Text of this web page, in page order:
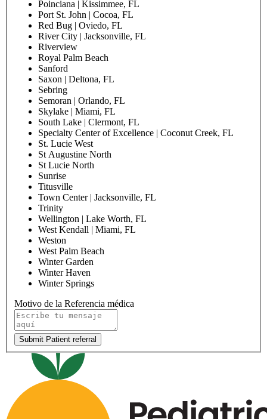
Poinciana | Kissimmee, FL
Port St. John | Cocoa, FL
Red Bug | Oviedo, FL
River City | Jacksonville, FL
Riverview
Royal Palm Beach
Sanford
Saxon | Deltona, FL
Sebring
Semoran | Orlando, FL
Skylake | Miami, FL
South Lake | Clermont, FL
Specialty Center of Excellence | Coconut Creek, FL
St. Lucie West
St Augustine North
St Lucie North
Sunrise
Titusville
Town Center | Jacksonville, FL
Trinity
Wellington | Lake Worth, FL
West Kendall | Miami, FL
Weston
West Palm Beach
Winter Garden
Winter Haven
Winter Springs
Motivo de la Referencia médica
Submit Patient referral